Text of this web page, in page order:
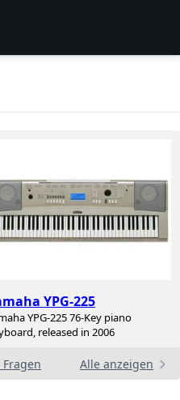
YPG-225
YPG-225 76-Key piano
released in 2006
Fragen Alle anzeigen